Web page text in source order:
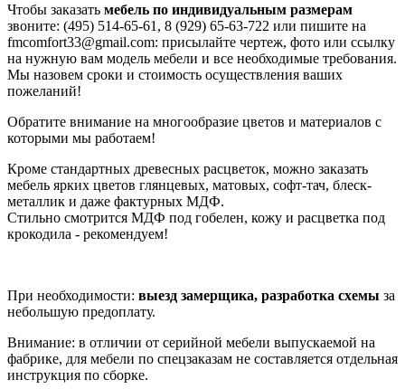
Чтобы заказать мебель по индивидуальным размерам
звоните: (495) 514-65-61, 8 (929) 65-63-722 или пишите на
fmcomfort33@gmail.com: присылайте чертеж, фото или ссылку
на нужную вам модель мебели и все необходимые требования.
Мы назовем сроки и стоимость осуществления ваших
пожеланий!
Обратите внимание на многообразие цветов и материалов с
которыми мы работаем!
Кроме стандартных древесных расцветок, можно заказать
мебель ярких цветов глянцевых, матовых, софт-тач, блеск-
металлик и даже фактурных МДФ.
Стильно смотрится МДФ под гобелен, кожу и расцветка под
крокодила - рекомендуем!
При необходимости: выезд замерщика, разработка схемы за
небольшую предоплату.
Внимание: в отличии от серийной мебели выпускаемой на
фабрике, для мебели по спецзаказам не составляется отдельная
инструкция по сборке.